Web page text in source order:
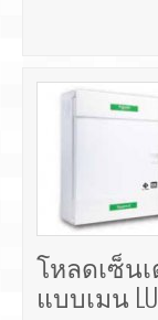
โหลดเซ็น
แบบเมน